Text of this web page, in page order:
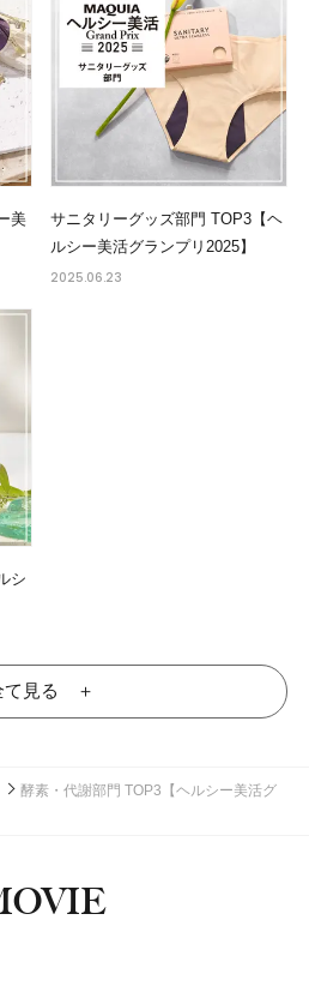
美
サニタリーグッズ部門 TOP3【ヘ
ルシー美活グランプリ2025】
2025.06.23
シ
て見る ＋
酵素・代謝部門 TOP3【ヘルシー美活グ